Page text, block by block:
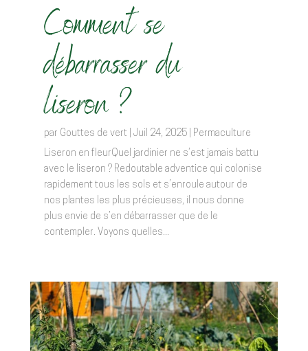
Comment se
débarrasser du
liseron ?
par Gouttes de vert| Juil 24, 2025| Permaculture
Liseron en fleurQuel jardinier ne s’est jamais battu
avec le liseron ? Redoutable adventice qui colonise
rapidement tous les sols et s’enroule autour de
nos plantes les plus précieuses, il nous donne
plus envie de s’en débarrasser que de le
contempler. Voyons quelles...